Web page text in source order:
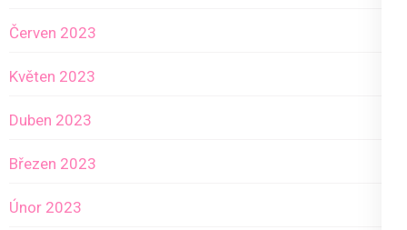
Červen 2023
Květen 2023
Duben 2023
Březen 2023
Únor 2023